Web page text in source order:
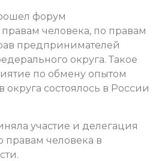
форум
человека, по правам
предпринимателей
округа. Такое
по обмену опытом
состоялось в России
участие и делегация
правам человека в